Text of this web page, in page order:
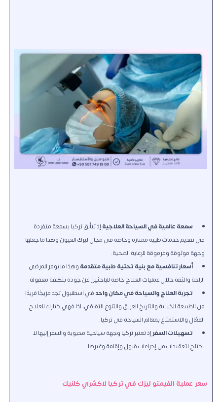
سمعة عالمية في السياحة العلاجيةإذ تتألق تركيا بسمعة متفردة
في تقديم خدمات طبية ممتازة وخاصة في مجال ليزك العيون وهذا ما جعلها
وجهة موثوقة ومرموقة للرعاية الصحية.
أسعار تنافسية مع بنية تحتية طبية متقدمةوهذا ما يوفر للمرضى
الراحة والثقة خلال عمليات العلاج خاصة للباحثين عن جودة بتكلفة معقولة.
تجربة العلاج والسياحة في مكان واحدفي اسطنبول تجد مزيجًا فريدًا
من الطبيعة الخلابة والتاريخ العريق والتنوع الثقافي، لذا فهي خيارك للعلاج
الفعّال والاستمتاع بمعالم السياحة في تركيا.
تسهيلات السفرإذ تعتبر تركيا وجهة سياحية محبوبة والسفر إليها لا
يحتاج لتعقيدات من إجراءات قبول وإقامة وغيرها
سعر عملية الفيمتو ليزك في تركيا لاكشري كلنيك